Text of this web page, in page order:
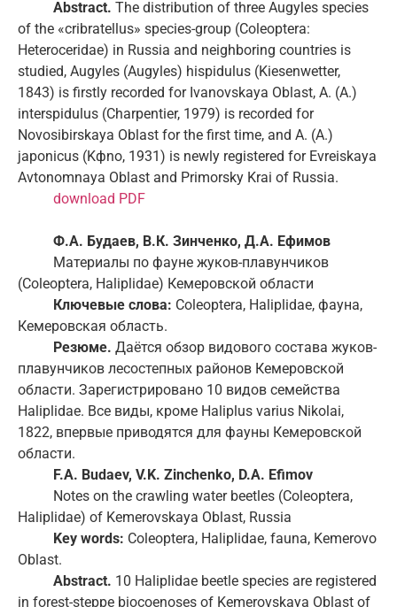
Abstract. The distribution of three Augyles species
of the «cribratellus» species-group (Coleoptera:
Heteroceridae) in Russia and neighboring countries is
studied, Augyles (Augyles) hispidulus (Kiesenwetter,
1843) is firstly recorded for Ivanovskaya Oblast, A. (A.)
interspidulus (Charpentier, 1979) is recorded for
Novosibirskaya Oblast for the first time, and A. (A.)
japonicus (Kфno, 1931) is newly registered for Evreiskaya
Avtonomnaya Oblast and Primorsky Krai of Russia.
download PDF
Ф.А. Будаев, В.К. Зинченко, Д.А. Ефимов
Материалы по фауне жуков-плавунчиков
(Coleoptera, Haliplidae) Кемеровской области
Ключевые слова: Coleoptera, Haliplidae, фауна,
Кемеровская область.
Резюме. Даётся обзор видового состава жуков-
плавунчиков лесостепных районов Кемеровской
области. Зарегистрировано 10 видов семейства
Haliplidae. Все виды, кроме Haliplus varius Nikolai,
1822, впервые приводятся для фауны Кемеровской
области.
F.A. Budaev, V.K. Zinchenko, D.A. Efimov
Notes on the crawling water beetles (Coleoptera,
Haliplidae) of Kemerovskaya Oblast, Russia
Key words: Coleoptera, Haliplidae, fauna, Kemerovo
Oblast.
Abstract. 10 Haliplidae beetle species are registered
in forest-steppe biocoenoses of Kemerovskaya Oblast of